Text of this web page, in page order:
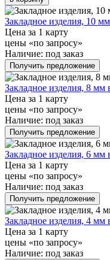
Закладное изделия, 10
Цена за 1 карту
цены «по запросу»
Наличие: под заказ
Получить предложение
Закладное изделия, 8 мм
Цена за 1 карту
цены «по запросу»
Наличие: под заказ
Получить предложение
Закладное изделия, 6 мм
Цена за 1 карту
цены «по запросу»
Наличие: под заказ
Получить предложение
Закладное изделия, 4 мм
Цена за 1 карту
цены «по запросу»
Наличие: под заказ